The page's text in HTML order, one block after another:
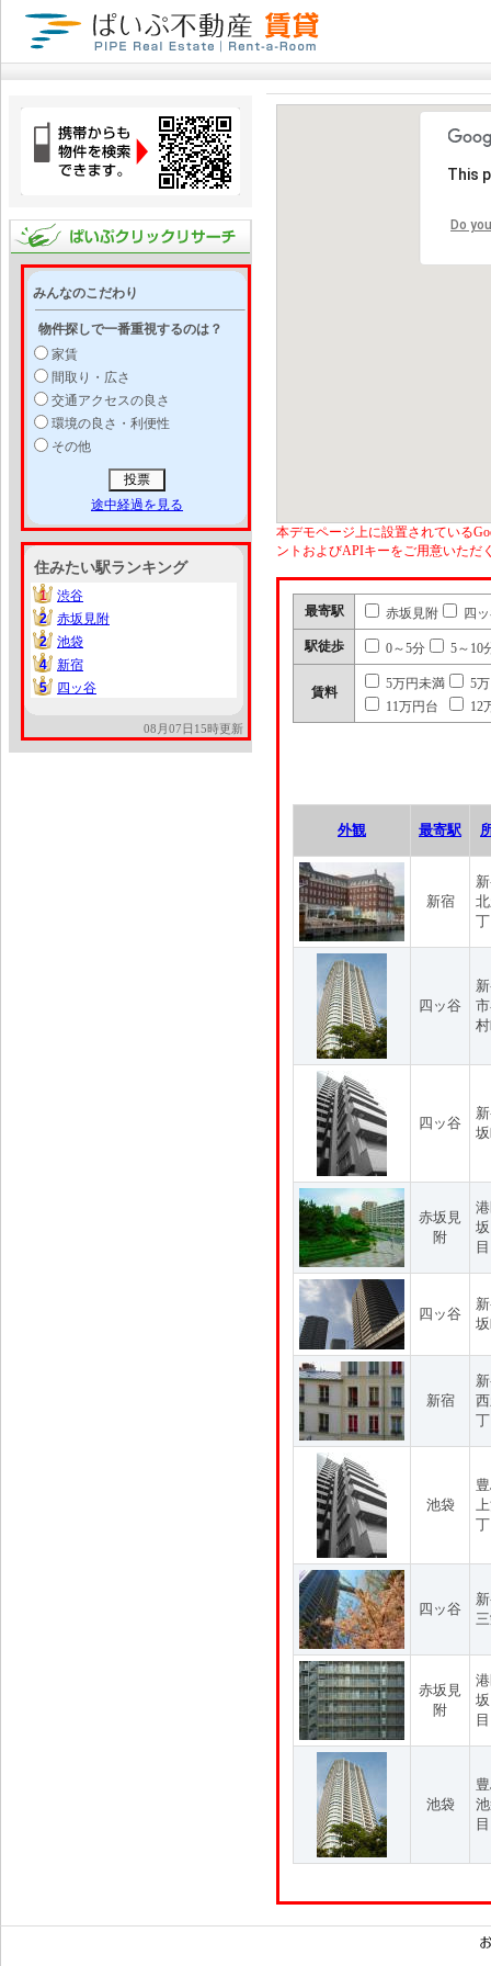
みんなのこだわり
物件探しで一番重視するのは？
家賃
間取り・広さ
交通アクセスの良さ
環境の良さ・利便性
その他
途中経過を見る
住みたい駅ランキング
1
1
渋谷
2
2
赤坂見附
2
2
池袋
4
4
新宿
5
5 四ッ谷
08月07日15時更新
This
Do
本デモページ上に設置されている
ントおよびAPIキーをご用意いただ
最寄駅 赤坂見附 四
駅徒歩 0～5分 5～10
賃料
5万円未満
5
11万円台
12
外観 最寄駅
新宿
四ッ谷
四ッ谷
赤坂見
附
目
四ッ谷
新宿
池袋
四ッ谷
赤坂見
附
目
池袋
目